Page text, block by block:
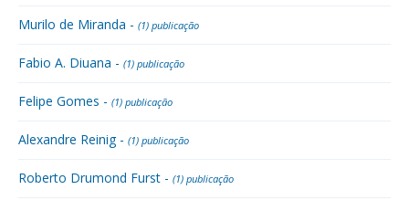
Murilo de Miranda - (1) publicação
Fabio A. Diuana - (1) publicação
Felipe Gomes - (1) publicação
Alexandre Reinig - (1) publicação
Roberto Drumond Furst - (1) publicação